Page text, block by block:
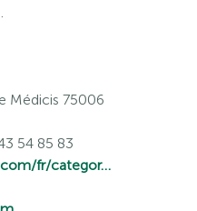
Médicis 75006
54 85 83
fr/categor…